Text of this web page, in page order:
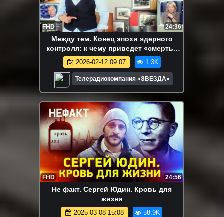
FHD 24:36
Между тем. Конец эпохи ядерного
контроля: к чему приведет «смерть»
ДСНВ?
2026-02-12 09:07 1.3K
Телерадиокомпания «ЗВЕЗДА»
FHD 24:56
Не факт. Сергей Юдин. Кровь для
жизни
2025-03-08 15:08 58.9K